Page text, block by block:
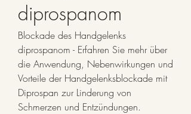
diprospanom
Blockade des Handgelenks
diprospanom - Erfahren Sie mehr über
die Anwendung, Nebenwirkungen und
Vorteile der Handgelenksblockade mit
Diprospan zur Linderung von
Schmerzen und Entzündungen.